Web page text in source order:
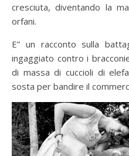
cresciuta, diventando la
orfani.
E” un racconto sulla
ingaggiato contro i
di massa di cuccioli di
sosta per bandire il